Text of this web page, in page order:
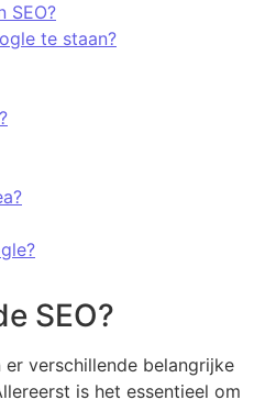
SEO?
te staan?
SEO?
er verschillende belangrijke
is het essentieel om